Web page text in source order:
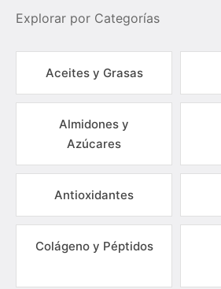
Explorar por Categorías
Aceites y Grasas
Almidones y
Azúcares
Antioxidantes
Colágeno y Péptidos